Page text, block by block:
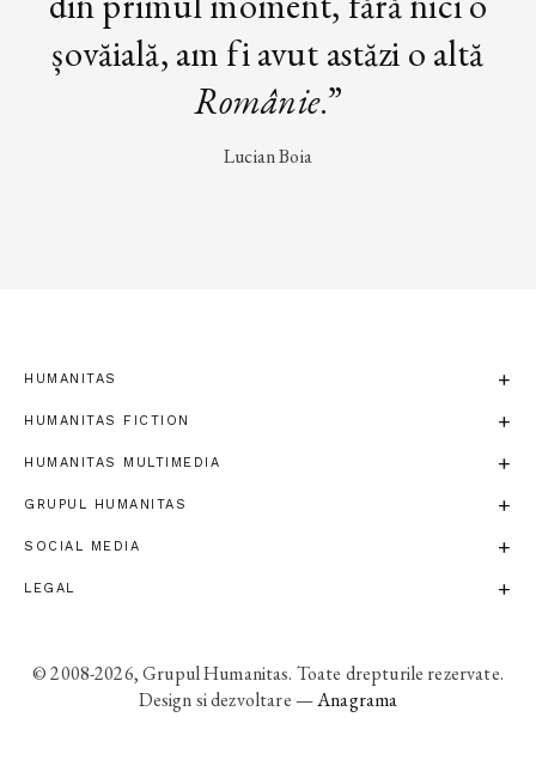
șovăială, am fi avut astăzi o altă
Românie.”
Lucian Boia
HUMANITAS
HUMANITAS FICTION
HUMANITAS MULTIMEDIA
GRUPUL HUMANITAS
SOCIAL MEDIA
LEGAL
© 2008-2026, Grupul Humanitas. Toate drepturile rezervate.
Design si dezvoltare —Anagrama